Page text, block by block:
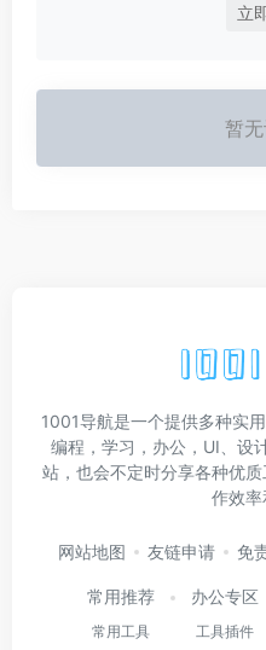
立
暂
1001导航是一个提供多种实
编程，学习，办公，UI、设
站，也会不定时分享各种优
作效率
网站地图 友链申请 免
常用推荐
常用工具
办公专区
工具插件